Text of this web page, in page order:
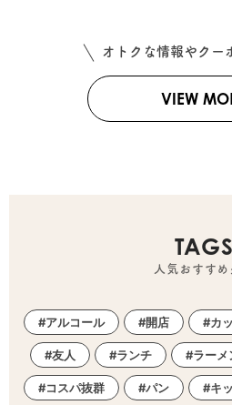
オトクな情報やクー
VIEW
TAGS
人気おすすめ
アルコール 開店 カ
友人 ランチ ラーメ
コスパ抜群 パン キ